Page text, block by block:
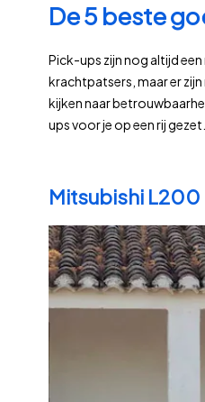
De 5 beste
Pick-ups zijn nog altijd
krachtpatsers, maar er
kijken naar
ups voor je op een rij gezet.
Mitsubishi L200